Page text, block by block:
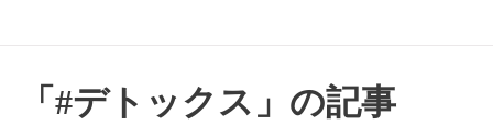
「#デトックス」の記事